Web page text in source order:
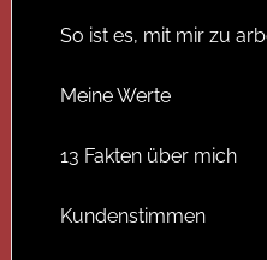
So ist es, mit mir zu
Meine Werte
13 Fakten über mich
Kundenstimmen